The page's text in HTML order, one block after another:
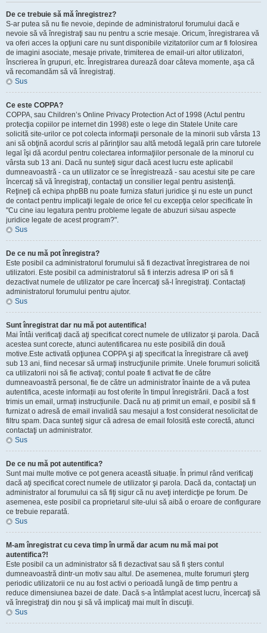
De ce trebuie să mă înregistrez?
S-ar putea să nu fie nevoie, depinde de administratorul forumului dacă e
nevoie să vă înregistraţi sau nu pentru a scrie mesaje. Oricum, înregistrarea vă
va oferi acces la opţiuni care nu sunt disponibile vizitatorilor cum ar fi folosirea
de imagini asociate, mesaje private, trimiterea de email-uri altor utilizatori,
înscrierea în grupuri, etc. Înregistrarea durează doar câteva momente, aşa că
vă recomandăm să vă înregistraţi.
Sus
Ce este COPPA?
COPPA, sau Children’s Online Privacy Protection Act of 1998 (Actul pentru
protecţia copiilor pe internet din 1998) este o lege din Statele Unite care
solicită site-urilor ce pot colecta informaţii personale de la minorii sub vârsta 13
ani să obţină acordul scris al părinţilor sau altă metodă legală prin care tutorele
legal îşi dă acordul pentru colectarea informaţiilor personale de la minorul cu
vârsta sub 13 ani. Dacă nu sunteţi sigur dacă acest lucru este aplicabil
dumneavoastră - ca un utilizator ce se înregistrează - sau acestui site pe care
încercaţi să vă înregistraţi, contactaţi un consilier legal pentru asistenţă.
Reţineţi că echipa phpBB nu poate furniza sfaturi juridice şi nu este un punct
de contact pentru implicaţii legale de orice fel cu excepţia celor specificate în
"Cu cine iau legatura pentru probleme legate de abuzuri si/sau aspecte
juridice legate de acest program?".
Sus
De ce nu mă pot înregistra?
Este posibil ca administratorul forumului să fi dezactivat înregistrarea de noi
utilizatori. Este posibil ca administratorul să fi interzis adresa IP ori să fi
dezactivat numele de utilizator pe care încercaţi să-l înregistraţi. Contactați
administratorul forumului pentru ajutor.
Sus
Sunt înregistrat dar nu mă pot autentifica!
Mai întâi verificaţi dacă aţi specificat corect numele de utilizator şi parola. Dacă
acestea sunt corecte, atunci autentificarea nu este posibilă din două
motive.Este activată opţiunea COPPA şi aţi specificat la înregistrare că aveţi
sub 13 ani, fiind necesar să urmaţi instrucţiunile primite. Unele forumuri solicită
ca utilizatorii noi să fie activaţi; contul poate fi activat fie de către
dumneavoastră personal, fie de către un administrator înainte de a vă putea
autentifica, aceste informații au fost oferite în timpul înregistrării. Dacă a fost
trimis un email, urmați instrucțiunile. Dacă nu ați primit un email, e posibil să fi
furnizat o adresă de email invalidă sau mesajul a fost considerat nesolicitat de
filtru spam. Daca sunteţi sigur că adresa de email folosită este corectă, atunci
contactaţi un administrator.
Sus
De ce nu mă pot autentifica?
Sunt mai multe motive ce pot genera această situație. În primul rând verificaţi
dacă aţi specificat corect numele de utilizator şi parola. Dacă da, contactaţi un
administrator al forumului ca să fiţi sigur că nu aveţi interdicţie pe forum. De
asemenea, este posibil ca proprietarul site-ului să aibă o eroare de configurare
ce trebuie reparată.
Sus
M-am înregistrat cu ceva timp în urmă dar acum nu mă mai pot
autentifica?!
Este posibil ca un administrator să fi dezactivat sau să fi şters contul
dumneavoastră dintr-un motiv sau altul. De asemenea, multe forumuri şterg
periodic utilizatorii ce nu au fost activi o perioadă lungă de timp pentru a
reduce dimensiunea bazei de date. Dacă s-a întâmplat acest lucru, încercaţi să
vă înregistraţi din nou şi să vă implicaţi mai mult în discuţii.
Sus